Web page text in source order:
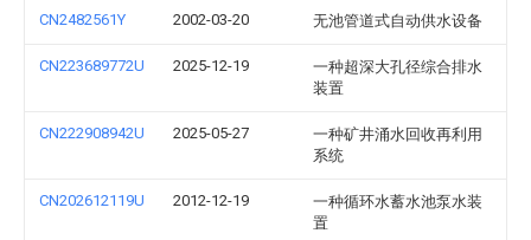
CN2482561Y 2002-03-20 无池管道式自动供水设备
CN223689772U 2025-12-19
一种超深大孔径综合排水
装置
CN222908942U 2025-05-27
一种矿井涌水回收再利用
系统
CN202612119U 2012-12-19
一种循环水蓄水池泵水装
置